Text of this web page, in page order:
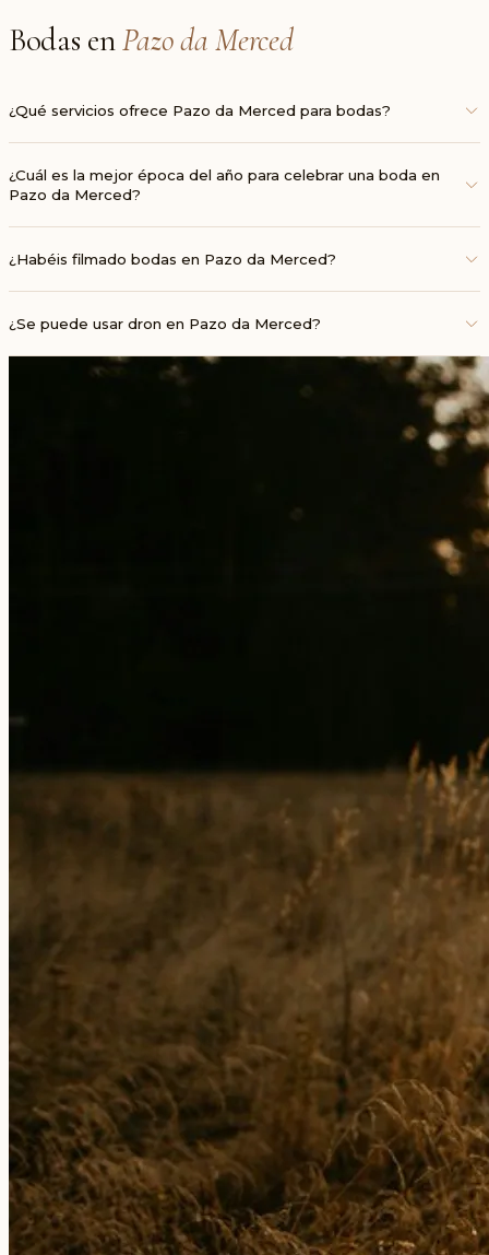
Bodas enPazo da Merced
¿Qué servicios ofrece Pazo da Merced para bodas?
¿Cuál es la mejor época del año para celebrar una boda en
Pazo da Merced?
¿Habéis filmado bodas en Pazo da Merced?
¿Se puede usar dron en Pazo da Merced?